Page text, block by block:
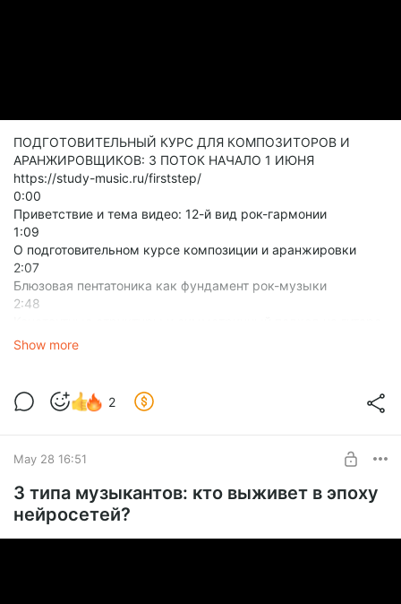
ПОДГОТОВИТЕЛЬНЫЙ КУРС ДЛЯ КОМПОЗИТОРОВ И
АРАНЖИРОВЩИКОВ: 3 ПОТОК НАЧАЛО 1 ИЮНЯ
https://study-music.ru/firststep/
0:00
Приветствие и тема видео: 12-й вид рок-гармонии
1:09
О подготовительном курсе композиции и аранжировки
2:07
Блюзовая пентатоника как фундамент рок-музыки
2:48
4:13
Show more
2
May 28 16:51
3 типа музыкантов: кто выживет в эпоху
нейросетей?